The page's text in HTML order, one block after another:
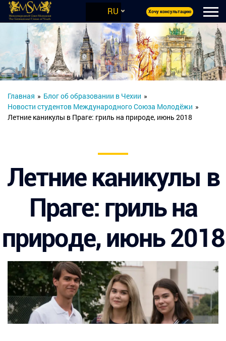
RU Хочу консультацию
Главная » Блог об образовании в Чехии »
Новости студентов Международного Союза Молодёжи »
Летние каникулы в Праге: гриль на природе, июнь 2018
Летние каникулы в
Праге: гриль на
природе, июнь 2018